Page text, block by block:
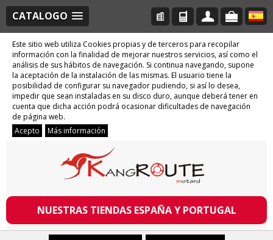
CATALOGO
Este sitio web utiliza Cookies propias y de terceros para recopilar
información con la finalidad de mejorar nuestros servicios, así como el
análisis de sus hábitos de navegación. Si continua navegando, supone
la aceptación de la instalación de las mismas. El usuario tiene la
posibilidad de configurar su navegador pudiendo, si así lo desea,
impedir que sean instaladas en su disco duro, aunque deberá tener en
cuenta que dicha acción podrá ocasionar dificultades de navegación
de página web.
Acepto
Más información
NUESTRAS TIENDAS ESPAÑA Y PORTUGAL